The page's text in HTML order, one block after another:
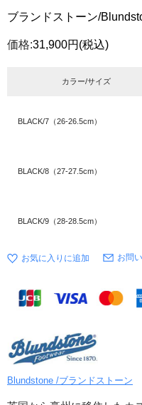
ブランドストーン/
価格:31,900円 (税込)
カラー/サイズ
BLACK/7（26-26.5cm）
BLACK/8（27-27.5cm）
BLACK/9（28-28.5cm）
お問
Blundstone /ブランドストーン